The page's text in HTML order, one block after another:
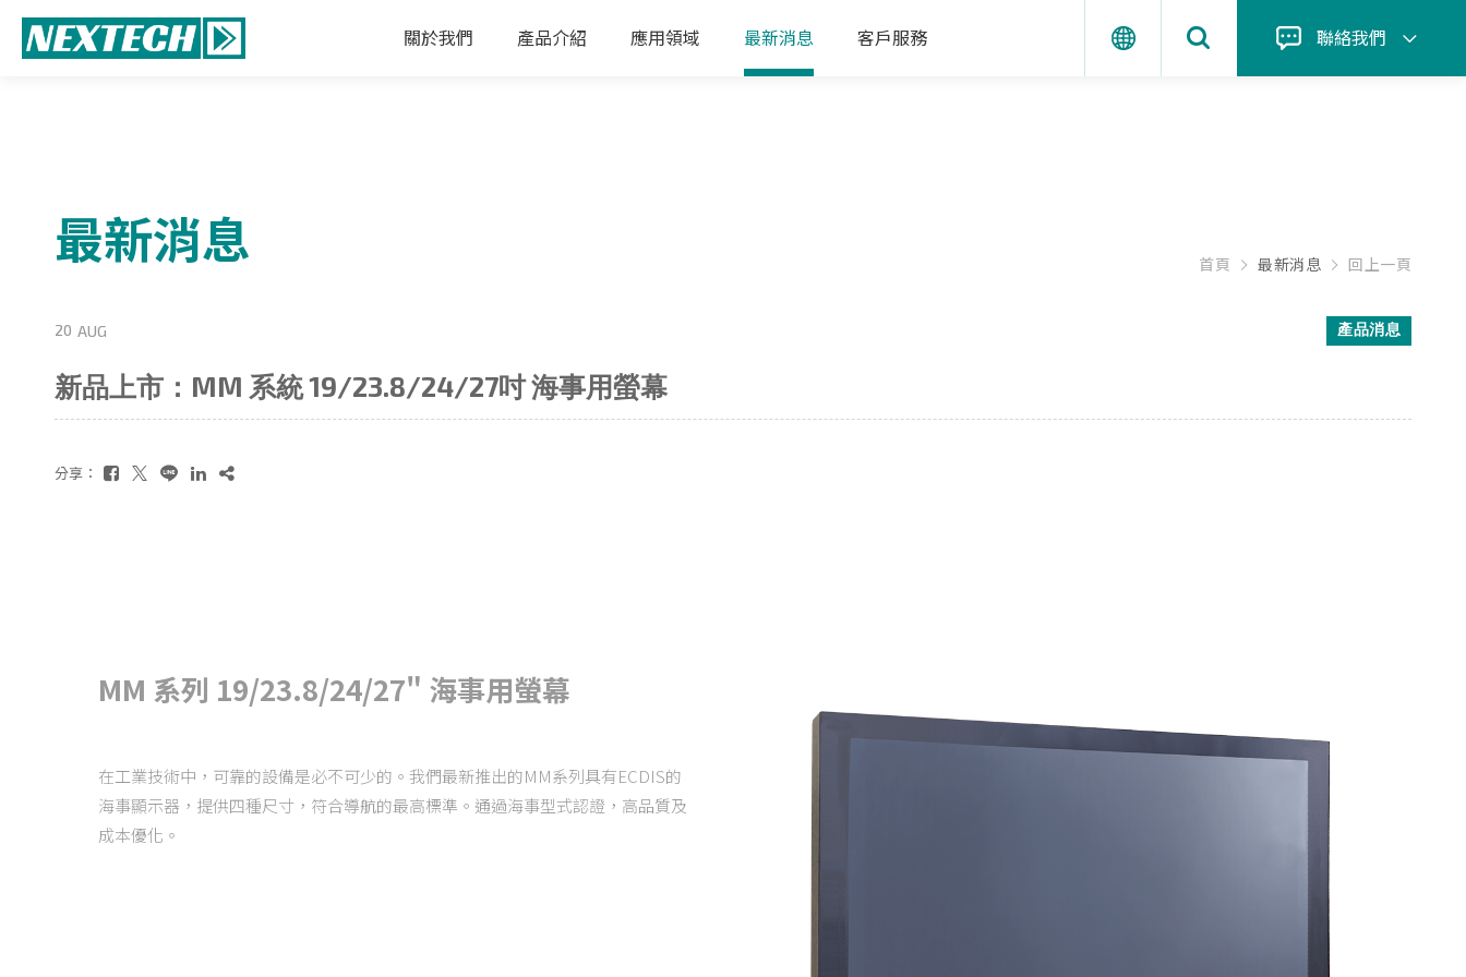
關於我們 產品介紹 應用領域 最新消息 客戶服務 聯絡我們
最新消息 首頁 最新消息 回上一頁
20 AUG 產品消息
新品上市：MM 系統 19/23.8/24/27吋 海事用螢幕
分享：
MM 系列 19/23.8/24/27" 海事用螢幕
在工業技術中，可靠的設備是必不可少的。我們最新推出的MM系列具有ECDIS的
海事顯示器，提供四種尺寸，符合導航的最高標準。通過海事型式認證，高品質及
成本優化。